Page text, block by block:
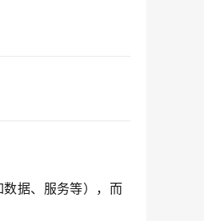
据、服务等），而